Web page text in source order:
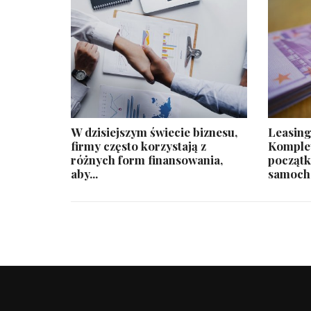
W dzisiejszym świecie biznesu,
firmy często korzystają z
różnych form finansowania,
aby...